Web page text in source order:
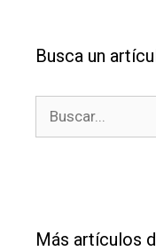
Busca un
Más artículos